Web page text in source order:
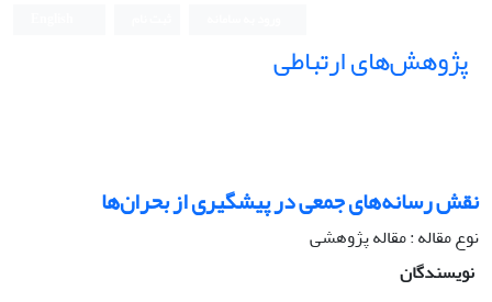
پژوهش‌های ارتباطی
نقش رسانه‌های جمعی در پیشگیری از بحران‌ها
نوع مقاله : مقاله پژوهشی
نویسندگان